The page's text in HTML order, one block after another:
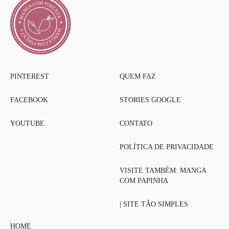
PINTEREST
FACEBOOK
YOUTUBE
QUEM FAZ
STORIES GOOGLE
CONTATO
POLÍTICA DE PRIVACIDADE
VISITE TAMBÉM: MANGA
COM PAPINHA
| SITE TÃO SIMPLES
HOME